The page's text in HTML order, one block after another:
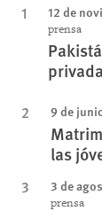
12 de
prensa
9 de
las
3 de
prensa